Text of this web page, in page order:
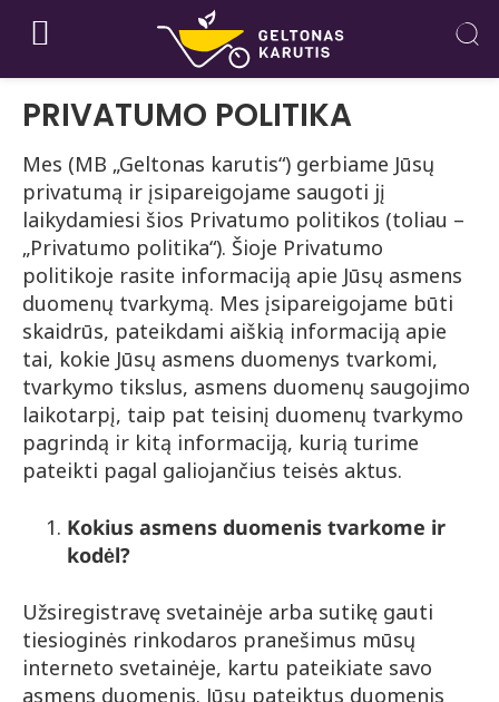
PRIVATUMO POLITIKA
Mes (MB „Geltonas karutis“) gerbiame Jūsų
privatumą ir įsipareigojame saugoti jį
laikydamiesi šios Privatumo politikos (toliau –
„Privatumo politika“). Šioje Privatumo
politikoje rasite informaciją apie Jūsų asmens
duomenų tvarkymą. Mes įsipareigojame būti
skaidrūs, pateikdami aiškią informaciją apie
tai, kokie Jūsų asmens duomenys tvarkomi,
tvarkymo tikslus, asmens duomenų saugojimo
laikotarpį, taip pat teisinį duomenų tvarkymo
pagrindą ir kitą informaciją, kurią turime
pateikti pagal galiojančius teisės aktus.
Kokius asmens duomenis tvarkome ir
kodėl?
Užsiregistravę svetainėje arba sutikę gauti
tiesioginės rinkodaros pranešimus mūsų
interneto svetainėje, kartu pateikiate savo
asmens duomenis. Jūsų pateiktus duomenis